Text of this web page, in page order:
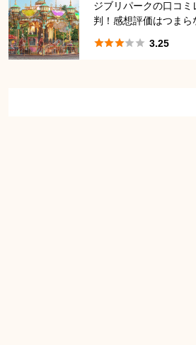
ジブリパークの口コミ
判！感想評価はつまら
 3.25